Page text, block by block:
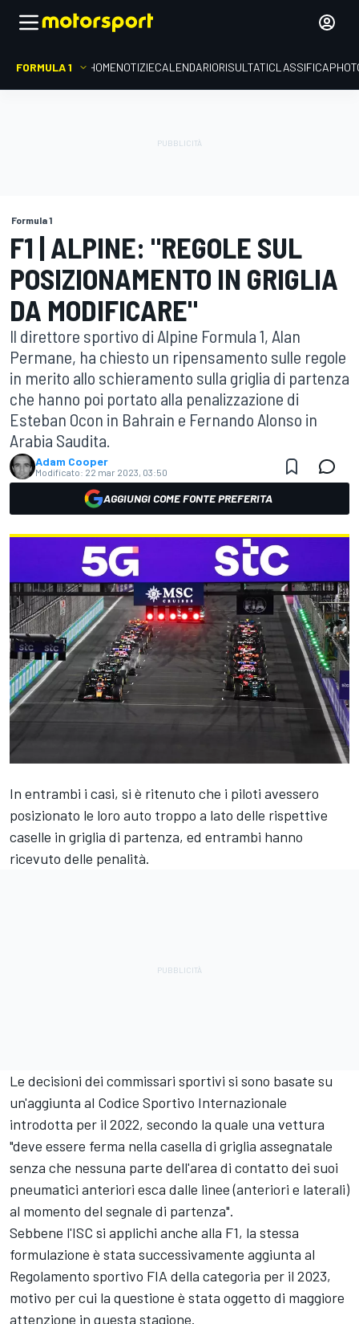
FORMULA 1 HOMENOTIZIECALENDARIORISULTATICLASSIFICA
Formula 1
F1 | ALPINE: "REGOLE SUL
POSIZIONAMENTO IN GRIGLIA
DA MODIFICARE"
Il direttore sportivo di Alpine Formula 1, Alan
Permane, ha chiesto un ripensamento sulle regole
in merito allo schieramento sulla griglia di partenza
che hanno poi portato alla penalizzazione di
Esteban Ocon in Bahrain e Fernando Alonso in
Arabia Saudita.
Adam Cooper
Modificato: 22 mar 2023, 03:50
AGGIUNGI COME FONTE PREFERITA
In entrambi i casi, si è ritenuto che i piloti avessero
posizionato le loro auto troppo a lato delle rispettive
caselle in griglia di partenza, ed entrambi hanno
ricevuto delle penalità.
Le decisioni dei commissari sportivi si sono basate su
un'aggiunta al Codice Sportivo Internazionale
introdotta per il 2022, secondo la quale una vettura
"deve essere ferma nella casella di griglia assegnatale
senza che nessuna parte dell'area di contatto dei suoi
pneumatici anteriori esca dalle linee (anteriori e laterali)
al momento del segnale di partenza".
Sebbene l'ISC si applichi anche alla F1, la stessa
formulazione è stata successivamente aggiunta al
Regolamento sportivo FIA della categoria per il 2023,
motivo per cui la questione è stata oggetto di maggiore
attenzione in questa stagione.